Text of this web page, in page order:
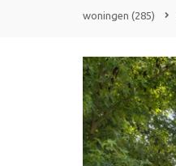
woningen (285)